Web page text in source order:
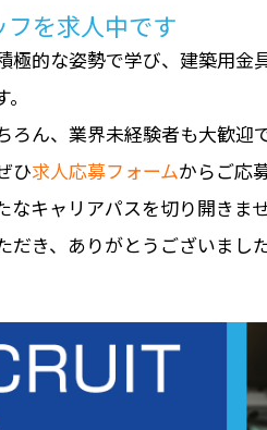
を求人中です
極的な姿勢で学び、建築用金
ろん、業界未経験者も大歓迎で
ひ求人応募フォームからご応
なキャリアパスを切り開きま
だき、ありがとうございました